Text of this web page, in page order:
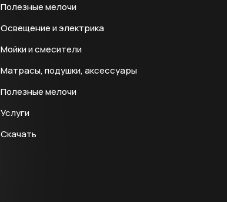
Полезные мелочи
Освещение и электрика
Мойки и смесители
Матрасы, подушки, аксессуары
Полезные мелочи
Услуги
Скачать